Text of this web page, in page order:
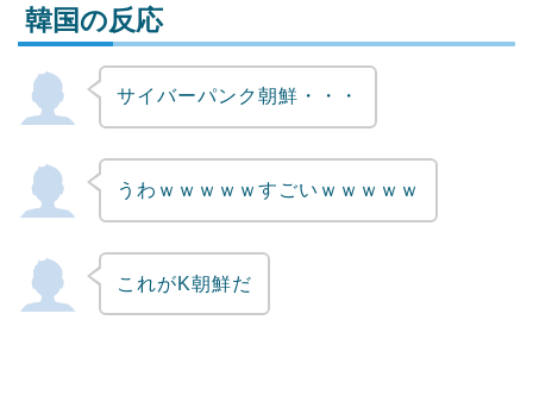
Powered by livedoor 相互RSS
韓国の反応
サイバーパンク朝鮮・・・
うわｗｗｗｗｗすごいｗｗｗｗｗ
これがK朝鮮だ